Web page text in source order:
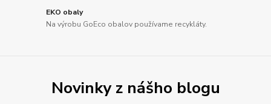
EKO obaly
Na výrobu GoEco obalov používame recykláty.
Novinky z nášho blogu